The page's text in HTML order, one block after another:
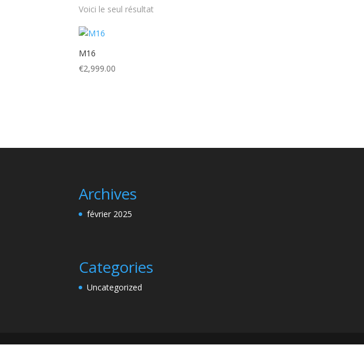
Voici le seul résultat
M16
€2,999.00
Archives
février 2025
Categories
Uncategorized